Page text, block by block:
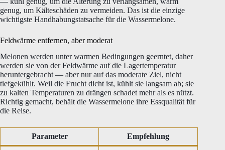
genug, um Kälteschäden zu vermeiden. Das ist die einzige
wichtigste Handhabungstatsache für die Wassermelone.
Feldwärme entfernen, aber moderat
Melonen werden unter warmen Bedingungen geerntet, daher
werden sie von der Feldwärme auf die Lagertemperatur
heruntergebracht — aber nur auf das moderate Ziel, nicht
tiefgekühlt. Weil die Frucht dicht ist, kühlt sie langsam ab; sie
zu kalten Temperaturen zu drängen schadet mehr als es nützt.
Richtig gemacht, behält die Wassermelone ihre Essqualität für
die Reise.
Parameter Empfehlung